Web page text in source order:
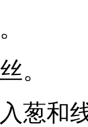
。
葱和